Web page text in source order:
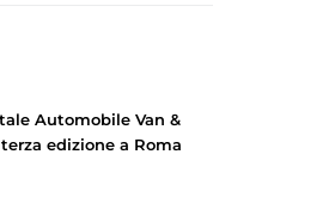
Automobile Van &
edizione a Roma